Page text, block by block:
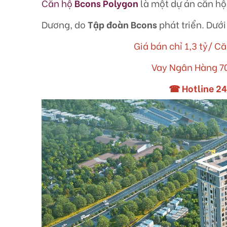
Căn hộ Bcons Polygon là một dự án căn
Dương, doTập đoàn Bconsphát triển.
Giá bán chỉ 1,3 tỷ/
Vay Ngân Hàng
☎ Hotline